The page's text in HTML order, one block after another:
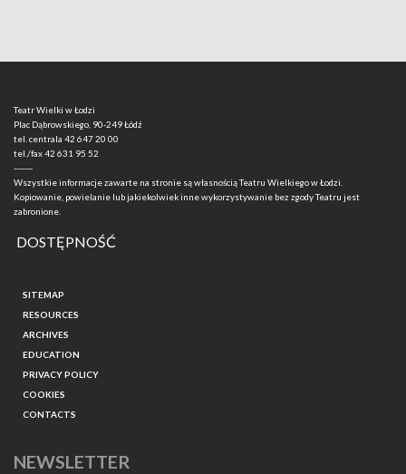
Teatr Wielki w Łodzi
Plac Dąbrowskiego, 90-249 Łódź
tel. centrala 42 647 20 00
tel./fax42 631 95 52
-------
Wszystkie informacje zawarte na stronie są własnością Teatru Wielkiego w Łodzi.
Kopiowanie, powielanie lub jakiekolwiek inne wykorzystywanie bez zgody Teatru jest
zabronione.
DOSTĘPNOŚĆ
SITEMAP
RESOURCES
ARCHIVES
EDUCATION
PRIVACY POLICY
COOKIES
CONTACTS
NEWSLETTER